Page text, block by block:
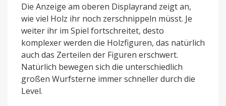
Die Anzeige am oberen Displayrand zeigt an,
wie viel Holz ihr noch zerschnippeln müsst. Je
weiter ihr im Spiel fortschreitet, desto
komplexer werden die Holzfiguren, das natürlich
auch das Zerteilen der Figuren erschwert.
Natürlich bewegen sich die unterschiedlich
großen Wurfsterne immer schneller durch die
Level.